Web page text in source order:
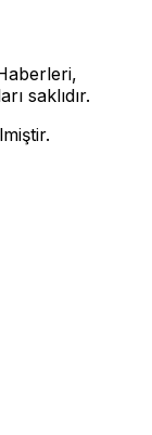
saklıdır.